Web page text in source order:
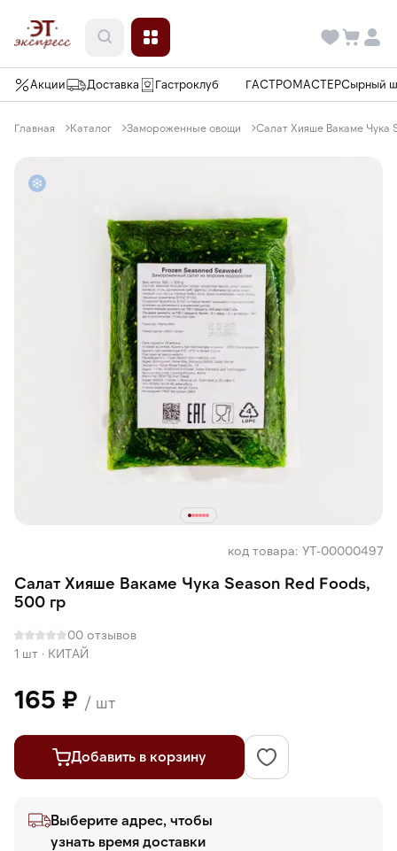
Акции Доставка Гастроклуб ГАСТРОМАСТЕРСырный
Главная Каталог Замороженные овощи Салат Хияше Вакаме Чука
код товара: УТ-00000497
Салат Хияше Вакаме Чука Season Red Foods,
500 гр
00 отзывов
1 шт · КИТАЙ
165 ₽ / шт
Добавить в корзину
Выберите адрес, чтобы
узнать время доставки